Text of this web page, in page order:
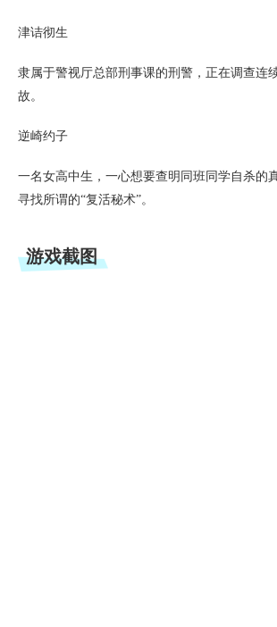
津诘彻生
隶属于警视厅总部刑事课的刑警，正在调查连
故。
逆崎约子
一名女高中生，一心想要查明同班同学自杀的
寻找所谓的“复活秘术”。
游戏截图